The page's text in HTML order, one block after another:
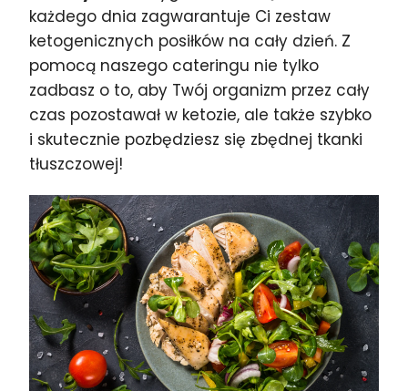
każdego dnia zagwarantuje Ci zestaw
ketogenicznych posiłków na cały dzień. Z
pomocą naszego cateringu nie tylko
zadbasz o to, aby Twój organizm przez cały
czas pozostawał w ketozie, ale także szybko
i skutecznie pozbędziesz się zbędnej tkanki
tłuszczowej!